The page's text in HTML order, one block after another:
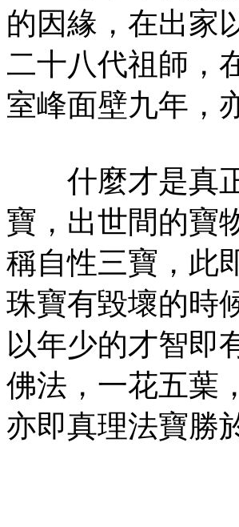
的因緣，在出家
二十八代祖師，
室峰面壁九年，
什麼才是真正
寶，出世間的寶
稱自性三寶，此
珠寶有毀壞的時
以年少的才智即
佛法，一花五葉
亦即真理法寶勝